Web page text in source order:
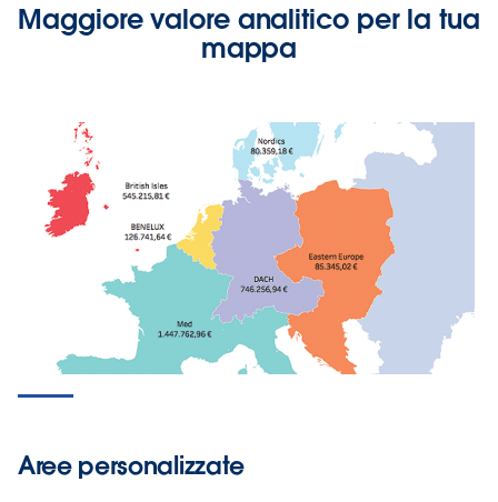
Maggiore valore analitico per la tua
mappa
Aree personalizzate